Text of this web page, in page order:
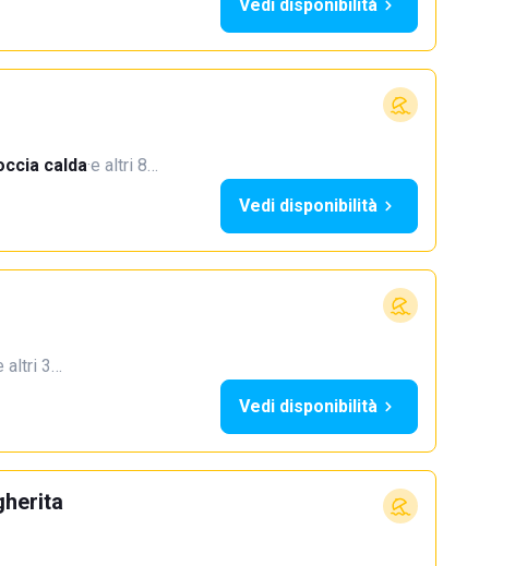
Vedi disponibilità
calda·e altri 8…
Vedi disponibilità
altri 3…
Vedi disponibilità